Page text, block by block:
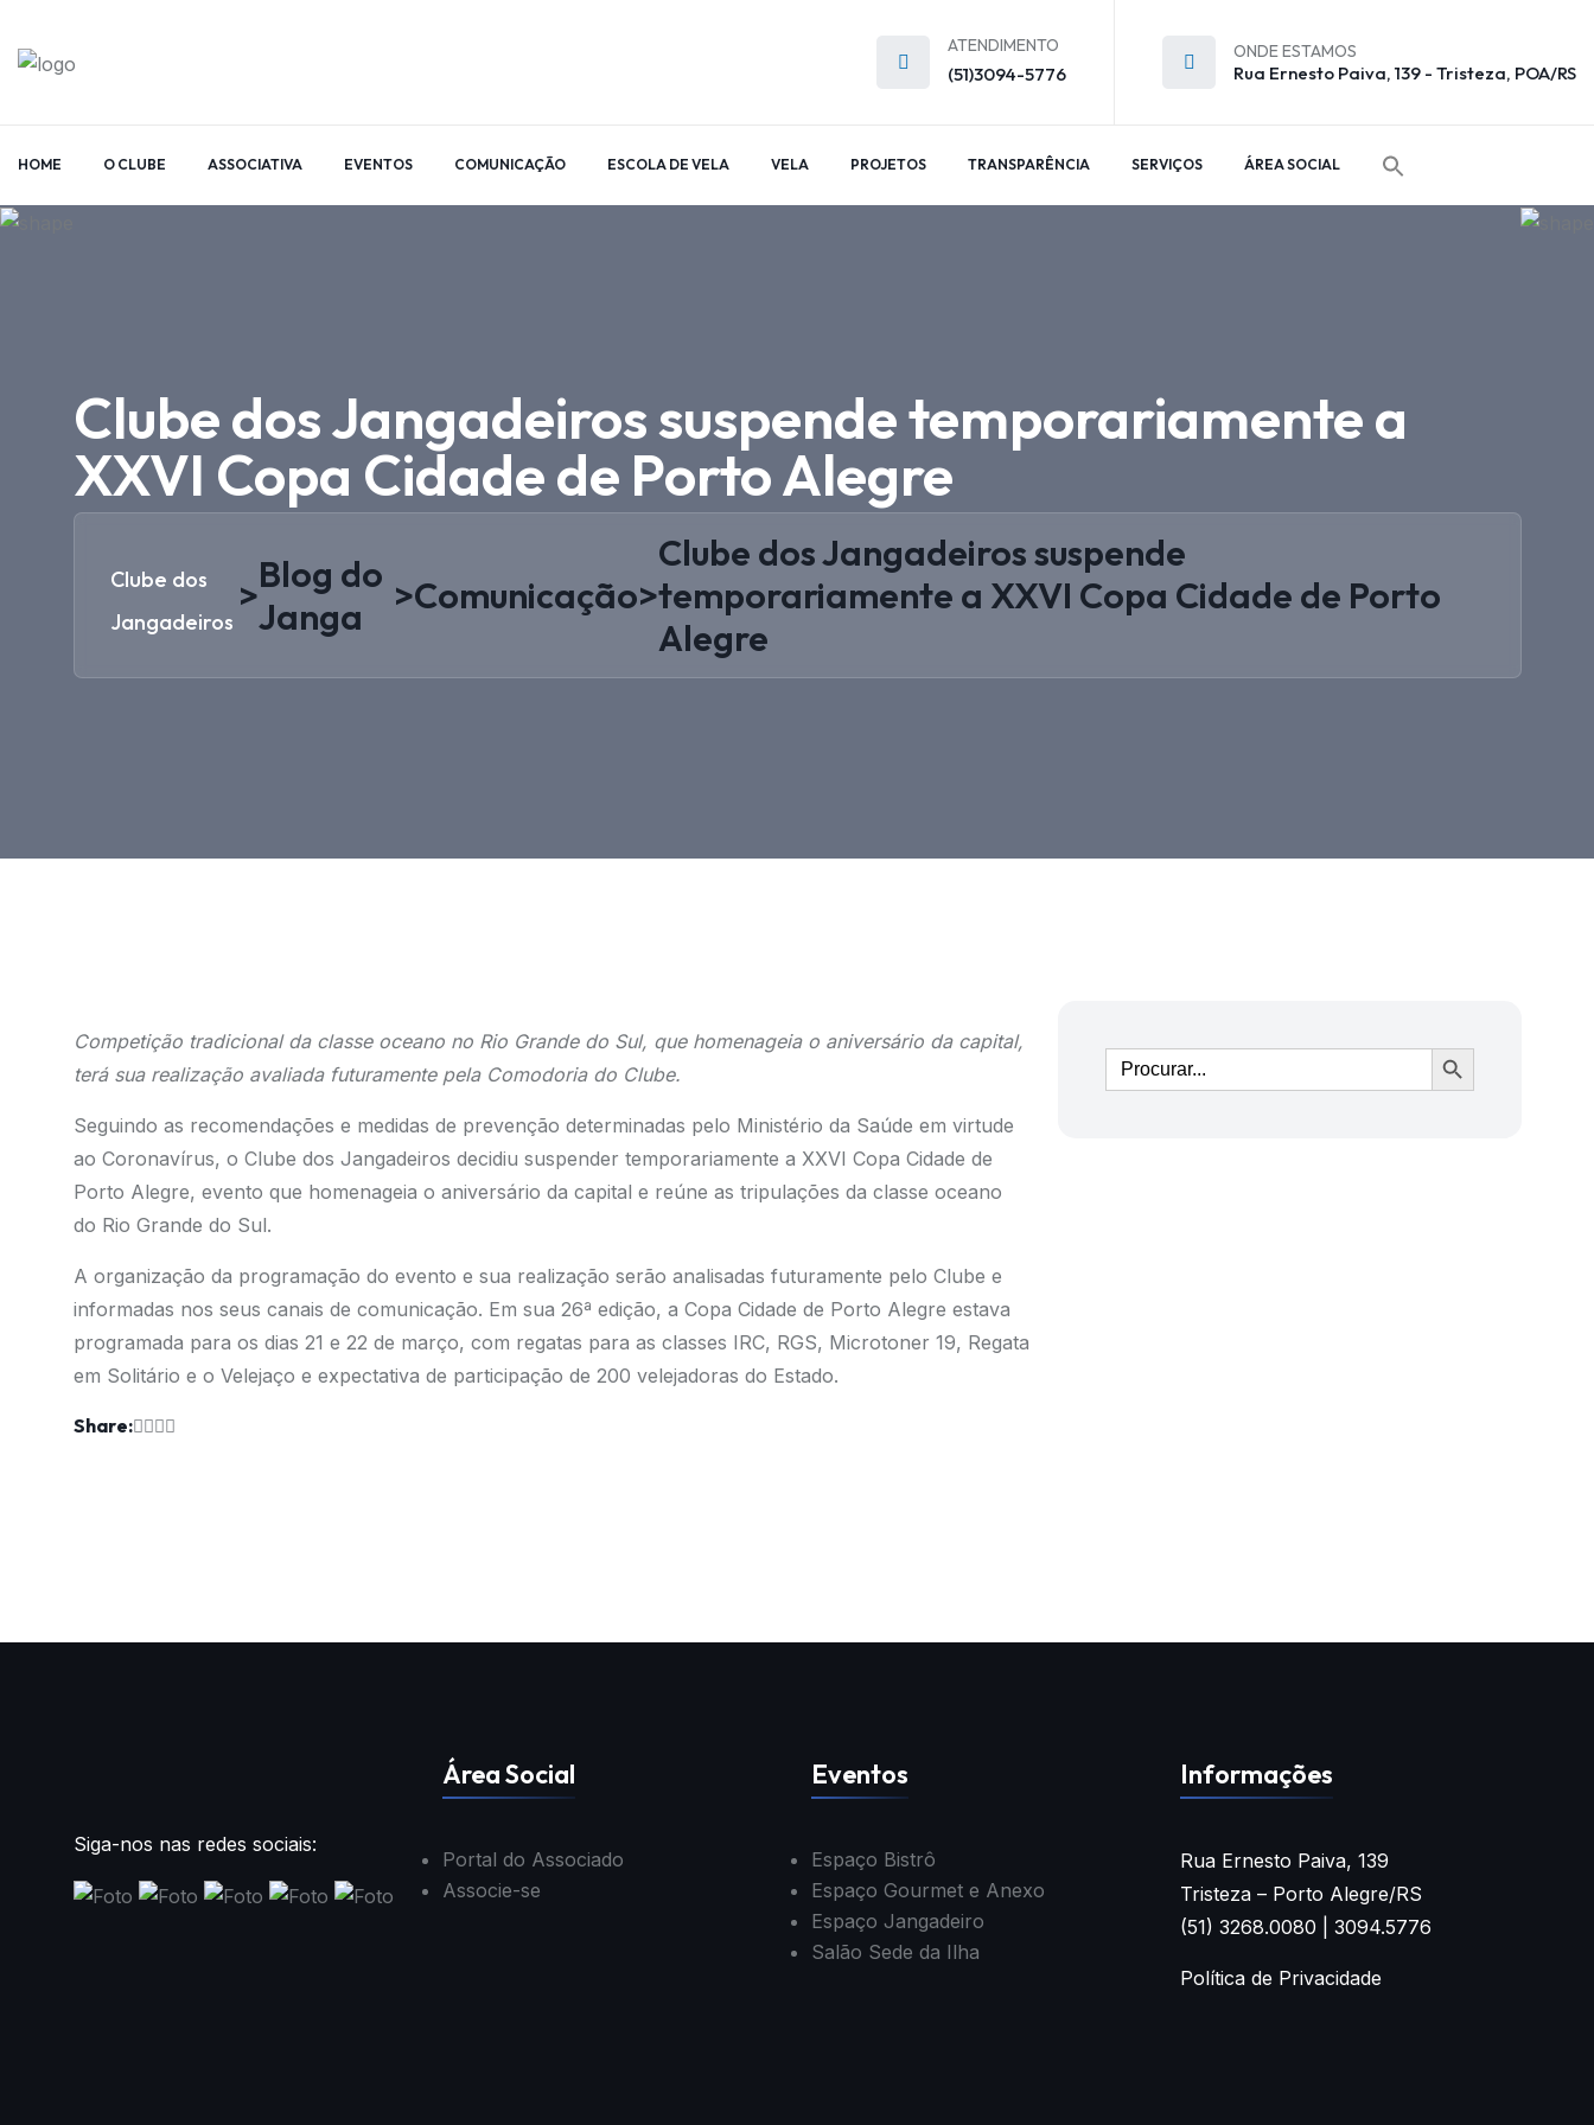
ATENDIMENTO
(51)3094-5776
ONDE ESTAMOS
Rua Ernesto Paiva, 139 - Tristeza, POA/RS
HOME O CLUBE ASSOCIATIVA EVENTOS COMUNICAÇÃO ESCOLA DE VELA VELA PROJETOS TRANSPARÊNCIA SERVIÇOS ÁREA SOCIAL
Clube dos Jangadeiros suspende temporariamente a
XXVI Copa Cidade de Porto Alegre
Clube dos
Jangadeiros
>Blog do
Janga
>Comunicação>
Clube dos Jangadeiros suspende
temporariamente a XXVI Copa Cidade de Porto
Alegre
Competição tradicional da classe oceano no Rio Grande do Sul, que homenageia o aniversário da capital,
terá sua realização avaliada futuramente pela Comodoria do Clube.
Seguindo as recomendações e medidas de prevenção determinadas pelo Ministério da Saúde em virtude
ao Coronavírus, o Clube dos Jangadeiros decidiu suspender temporariamente a XXVI Copa Cidade de
Porto Alegre, evento que homenageia o aniversário da capital e reúne as tripulações da classe oceano
do Rio Grande do Sul.
A organização da programação do evento e sua realização serão analisadas futuramente pelo Clube e
informadas nos seus canais de comunicação. Em sua 26ª edição, a Copa Cidade de Porto Alegre estava
programada para os dias 21 e 22 de março, com regatas para as classes IRC, RGS, Microtoner 19, Regata
em Solitário e o Velejaço e expectativa de participação de 200 velejadoras do Estado.
Share:
Ir
Siga-nos nas redes sociais:
Área Social
Portal do Associado
Associe-se
Eventos
Espaço Bistrô
Espaço Gourmet e Anexo
Espaço Jangadeiro
Salão Sede da Ilha
Informações
Rua Ernesto Paiva, 139
Tristeza – Porto Alegre/RS
(51) 3268.0080 | 3094.5776
Política de Privacidade